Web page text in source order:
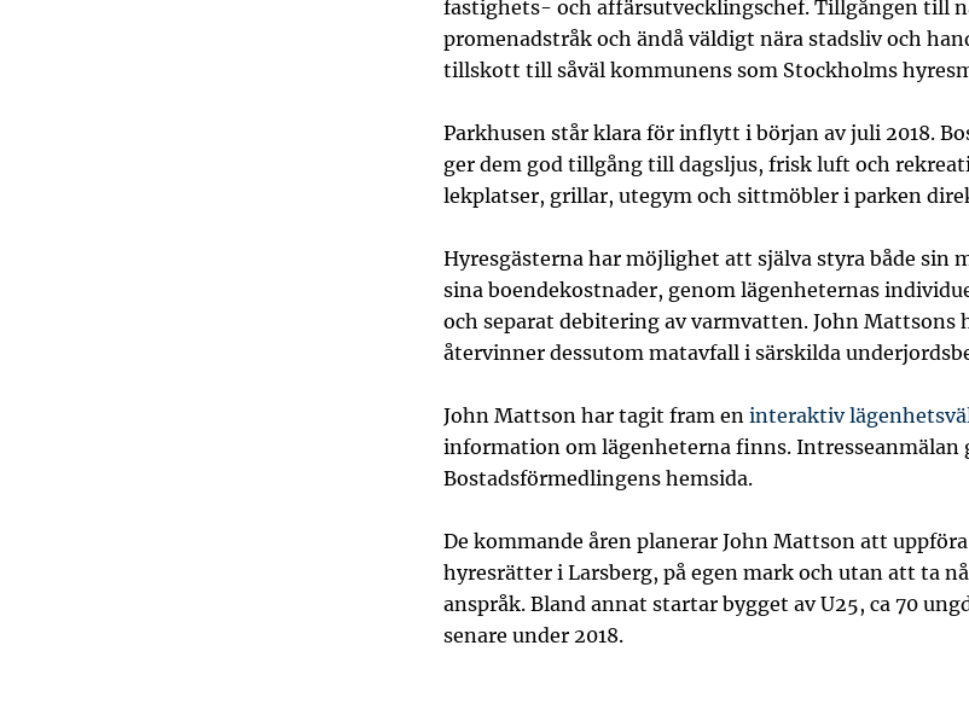
fastighets- och affärsutvecklingschef. Tillgången till
promenadstråk och ändå väldigt nära stadsliv och
tillskott till såväl kommunens som Stockholms
Parkhusen står klara för inflytt i början av juli 2018.
ger dem god tillgång till dagsljus, frisk luft och
lekplatser, grillar, utegym och sittmöbler i parken
Hyresgästerna har möjlighet att själva styra både sin
sina boendekostnader, genom lägenheternas
och separat debitering av varmvatten. John Mattsons
återvinner dessutom matavfall i särskilda
John Mattson har tagit fram eninteraktiv
information om lägenheterna finns. Intresseanmälan
Bostadsförmedlingens hemsida.
De kommande åren planerar John Mattson att
hyresrätter i Larsberg, på egen mark och utan att ta
anspråk. Bland annat startar bygget av U25, ca 70
senare under 2018.